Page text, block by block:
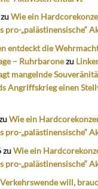
Wie ein
pro-„palästinensische“
entdeckt die
– Ruhrbaronezu
mangelnde
Angriffskrieg einen
Wie ein
pro-„palästinensische“
zuWie ein
pro-„palästinensische“
will,